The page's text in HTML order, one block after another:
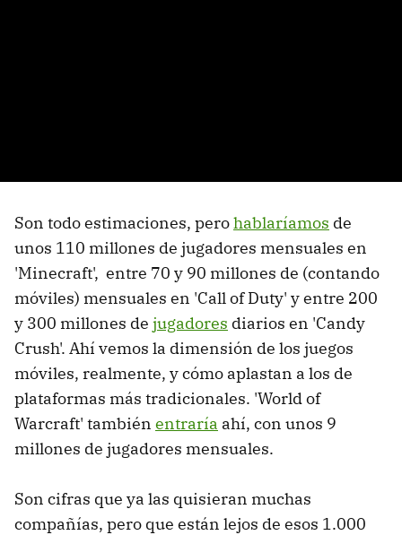
Son todo estimaciones, perohablaríamos de
unos 110 millones de jugadores mensuales en
'Minecraft', entre 70 y 90 millones de (contando
móviles) mensuales en 'Call of Duty' y entre 200
y 300 millones de jugadores diarios en 'Candy
Crush'. Ahí vemos la dimensión de los juegos
móviles, realmente, y cómo aplastan a los de
plataformas más tradicionales. 'World of
Warcraft' también entraría ahí, con unos 9
millones de jugadores mensuales.
Son cifras que ya las quisieran muchas
compañías, pero que están lejos de esos 1.000